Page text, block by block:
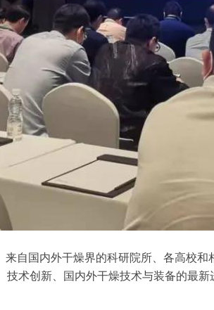
来自国内外干燥界的科研院所、各高校
技术创新、国内外干燥技术与装备的最